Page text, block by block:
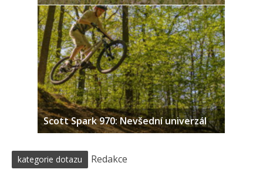
Scott Spark 970: Nevšední univerzál
kategorie dotazu Redakce